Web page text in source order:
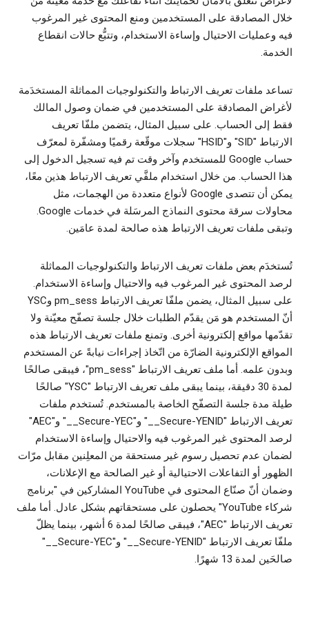
خلال المصادقة على المستخدمين ومنع المحتوى غير المرغوب
فيه وعمليات الاحتيال وإساءة الاستخدام، وتتبُّع حالات انقطاع
الخدمة.
تساعد ملفات تعريف الارتباط والتكنولوجيات المماثلة المستخدَمة
لأغراض المصادقة على المستخدمين في ضمان وصول المالك
فقط إلى الحساب. على سبيل المثال، يتضمن ملفّا تعريف
الارتباط "SID" و"HSID" سجلات موقّعة رقميًا ومشفّرة لمعرّف
حساب Google للمستخدم وآخر وقت تم فيه تسجيل الدخول إلى
هذا الحساب. من خلال استخدام ملفَّي تعريف الارتباط هذين معًا،
يمكن أن تتصدى Google لأنواع متعددة من الهجمات، مثل
محاولات سرقة محتوى النماذج المرسَلة في خدمات Google.
وتبقى ملفات تعريف الارتباط هذه صالحة لمدة عامَين.
تُستخدَم بعض ملفات تعريف الارتباط والتكنولوجيات المماثلة
لرصد المحتوى غير المرغوب فيه والاحتيال وإساءة الاستخدام.
على سبيل المثال، يضمن ملفّا تعريف الارتباط pm_sess وYSC
أنّ المستخدم هو مَن يقدّم الطلبات خلال جلسة تصفّح معيّنة ولا
تقدّمها مواقع إلكترونية أخرى. وتمنع ملفات تعريف الارتباط هذه
المواقع الإلكترونية الضارّة من اتّخاذ إجراءات نيابةً عن المستخدم
وبدون علمه. أما ملف تعريف الارتباط "pm_sess"، فيبقى صالحًا
لمدة 30 دقيقة، بينما يبقى ملف تعريف الارتباط "YSC" صالحًا
طيلة مدة جلسة التصفّح الخاصة بالمستخدم. تُستخدم ملفات
تعريف الارتباط "‎__Secure-YENID" و"‎__Secure-YEC" و"AEC"
لرصد المحتوى غير المرغوب فيه والاحتيال وإساءة الاستخدام
لضمان عدم تحصيل رسوم غير مستحقة من المعلِنين مقابل مرّات
الظهور أو التفاعلات الاحتيالية أو غير الصالحة مع الإعلانات،
وضمان أنّ صنّاع المحتوى في YouTube المشاركين في "برنامج
شركاء YouTube" يحصلون على مستحقاتهم بشكل عادل. أما ملف
تعريف الارتباط "AEC"، فيبقى صالحًا لمدة 6 أشهر، بينما يظلّ
ملفّا تعريف الارتباط "‎__Secure-YENID" و"‎__Secure-YEC"
صالحَين لمدة 13 شهرًا.